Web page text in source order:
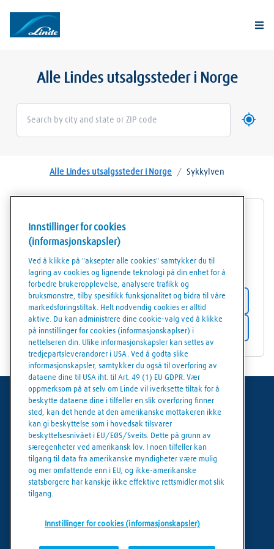
Alle Lindes utsalgssteder i Norge
Bruk
Alle Lindes utsalgssteder i Norge / Sykkylven
AGA Propanautomat Sykkylven
6230 Sykkylven
Butikkdetaljer
Få veibeskrivelse
Generelle vilkår
Juridisk informasjon
Personvern
Cookies policy
Innstillinger for cookies
(informasjonskapsler)
Ved å klikke på "aksepter alle cookies" samtykker du til
lagring av cookies og lignende teknologi på din enhet for å
forbedre brukeropplevelse, analysere trafikk og
bruksmønstre, tilby spesifikk funksjonalitet og bidra til våre
markedsføringstiltak. Helt nødvendig cookies er alltid
aktive. Du kan administrere dine cookie-valg ved å klikke
på innstillinger for cookies (informasjonskaplser) i
nettelseren din. Ulike informasjonskapsler kan settes av
tredjepartsleverandører i USA. Ved å godta slike
informasjonskapsler, samtykker du også til overføring av
dataene dine til USA iht. til Art. 49 (1) EU GDPR. Vær
oppmerksom på at selv om Linde vil iverksette tiltak for å
beskytte dataene dine i tilfeller en slik overføring finner
sted, kan det hende at den amerikanske mottakeren ikke
kan gi beskyttelse som i hovedsak tilsvarer
beskyttelsesnivået i EU/EØS/Sveits. Dette på grunn av
særegenheter ved amerikansk lov. I noen tilfeller kan
tilgang til data fra amerikanske myndigheter være mulig
og mer omfattende enn i EU, og ikke-amerikanske
statsborgere har kanskje ikke effektive rettsmidler mot slik
tilgang.
Innstillinger for cookies (informasjonskapsler)